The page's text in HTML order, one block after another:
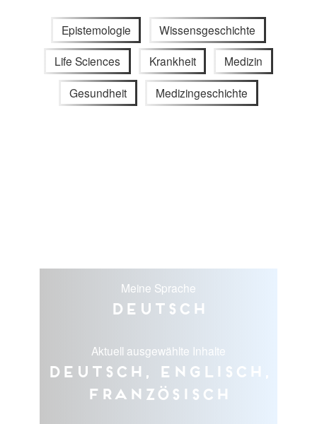
Epistemologie Wissensgeschichte
Life Sciences Krankheit Medizin
Gesundheit Medizingeschichte
Meine Sprache
Deutsch
Aktuell ausgewählte Inhalte
Deutsch, Englisch,
Französisch